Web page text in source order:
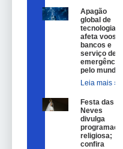
Apagão
global de
tecnologia
afeta voos,
bancos e
serviço de
emergência
pelo mundo
Leia mais »
Festa das
Neves
divulga
programação
religiosa;
confira